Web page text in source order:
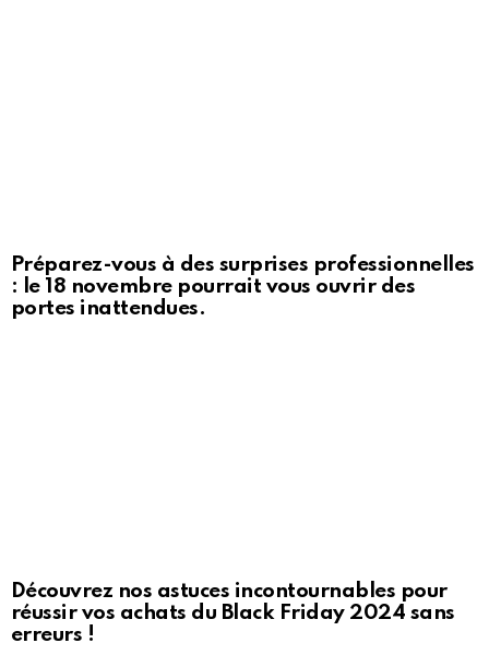
Préparez-vous à des surprises professionnelles
: le 18 novembre pourrait vous ouvrir des
portes inattendues.
Découvrez nos astuces incontournables pour
réussir vos achats du Black Friday 2024 sans
erreurs !